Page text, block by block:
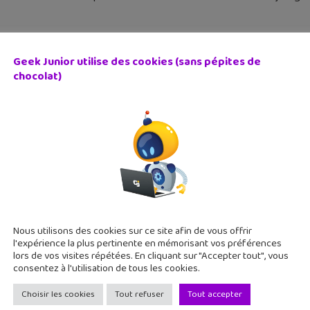
: et si tu avais le pouvoir de changer l’Histoire ?
est un projet un peu fou qui mélange le jeu, le
clés de l'Histoire d'une manière très divertissante. À
alternatives à Google, Facebook ou Office ?
Geek Junior utilise des cookies (sans pépites de
chocolat)
Nous utilisons des cookies sur ce site afin de vous offrir
l'expérience la plus pertinente en mémorisant vos préférences
lors de vos visites répétées. En cliquant sur "Accepter tout", vous
consentez à l'utilisation de tous les cookies.
Choisir les cookies Tout refuser Tout accepter